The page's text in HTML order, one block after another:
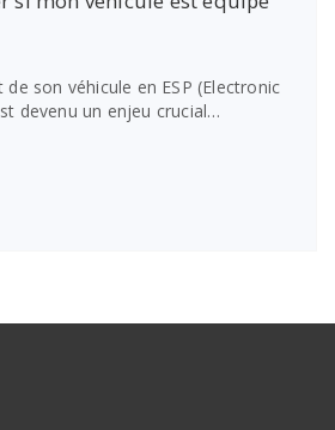
de son véhicule en ESP (Electronic
devenu un enjeu crucial…